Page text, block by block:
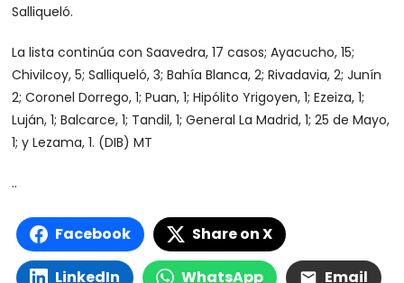
Salliqueló.
La lista continúa con Saavedra, 17 casos; Ayacucho, 15;
Chivilcoy, 5; Salliqueló, 3; Bahía Blanca, 2; Rivadavia, 2; Junín
2; Coronel Dorrego, 1; Puan, 1; Hipólito Yrigoyen, 1; Ezeiza, 1;
Luján, 1; Balcarce, 1; Tandil, 1; General La Madrid, 1; 25 de Mayo,
1; y Lezama, 1. (DIB) MT
..
Facebook Share on X
LinkedIn WhatsApp Email